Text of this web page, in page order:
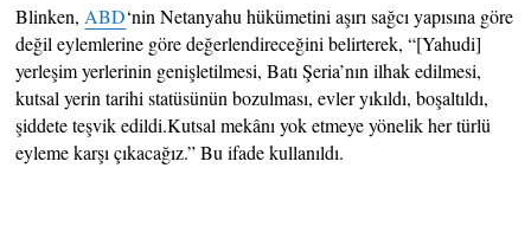
Blinken, ABD‘nin Netanyahu hükümetini aşırı sağcı yapısına göre
değil eylemlerine göre değerlendireceğini belirterek, “[Yahudi]
yerleşim yerlerinin genişletilmesi, Batı Şeria’nın ilhak edilmesi,
kutsal yerin tarihi statüsünün bozulması, evler yıkıldı, boşaltıldı,
şiddete teşvik edildi.Kutsal mekânı yok etmeye yönelik her türlü
eyleme karşı çıkacağız.” Bu ifade kullanıldı.